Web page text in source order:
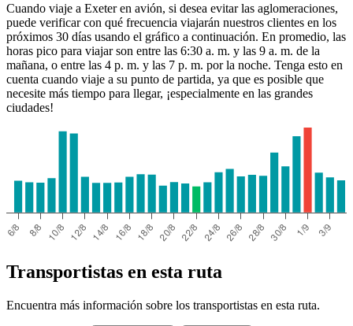
Cuando viaje a Exeter en avión, si desea evitar las aglomeraciones,
puede verificar con qué frecuencia viajarán nuestros clientes en los
próximos 30 días usando el gráfico a continuación. En promedio, las
horas pico para viajar son entre las 6:30 a. m. y las 9 a. m. de la
mañana, o entre las 4 p. m. y las 7 p. m. por la noche. Tenga esto en
cuenta cuando viaje a su punto de partida, ya que es posible que
necesite más tiempo para llegar, ¡especialmente en las grandes
ciudades!
Transportistas en esta ruta
Encuentra más información sobre los transportistas en esta ruta.